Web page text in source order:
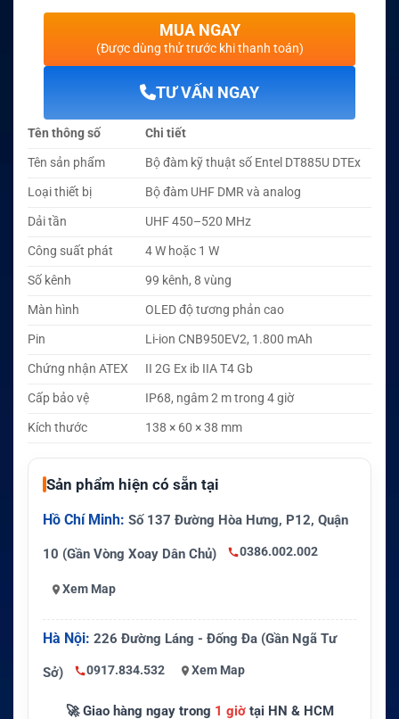
MUA NGAY
(Được dùng thử trước khi thanh toán)
TƯ VẤN NGAY
Tên thông số
Chi tiết
Tên sản phẩm
Bộ đàm kỹ thuật số Entel DT885U DTEx
Loại thiết bị
Bộ đàm UHF DMR và analog
Dải tần
UHF 450–520 MHz
Công suất phát
4 W hoặc 1 W
Số kênh
99 kênh, 8 vùng
Màn hình
OLED độ tương phản cao
Pin
Li-ion CNB950EV2, 1.800 mAh
Chứng nhận ATEX
II 2G Ex ib IIA T4 Gb
Cấp bảo vệ
IP68, ngâm 2 m trong 4 giờ
Kích thước
138 × 60 × 38 mm
Sản phẩm hiện có sẵn tại
Hồ Chí Minh: Số 137 Đường Hòa Hưng, P12, Quận
10 (Gần Vòng Xoay Dân Chủ) 0386.002.002
Xem Map
Hà Nội: 226 Đường Láng - Đống Đa (Gần Ngã Tư
Sở) 0917.834.532 Xem Map
🚀 Giao hàng ngay trong 1 giờtại HN & HCM